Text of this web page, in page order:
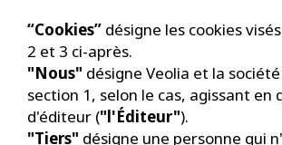
“Cookies” désigne les cookies
2 et 3 ci-après.
"Nous" désigne Veolia et la
section 1, selon le cas, agissant en
d'éditeur ("l'Éditeur").
"Tiers" désigne une personne qui